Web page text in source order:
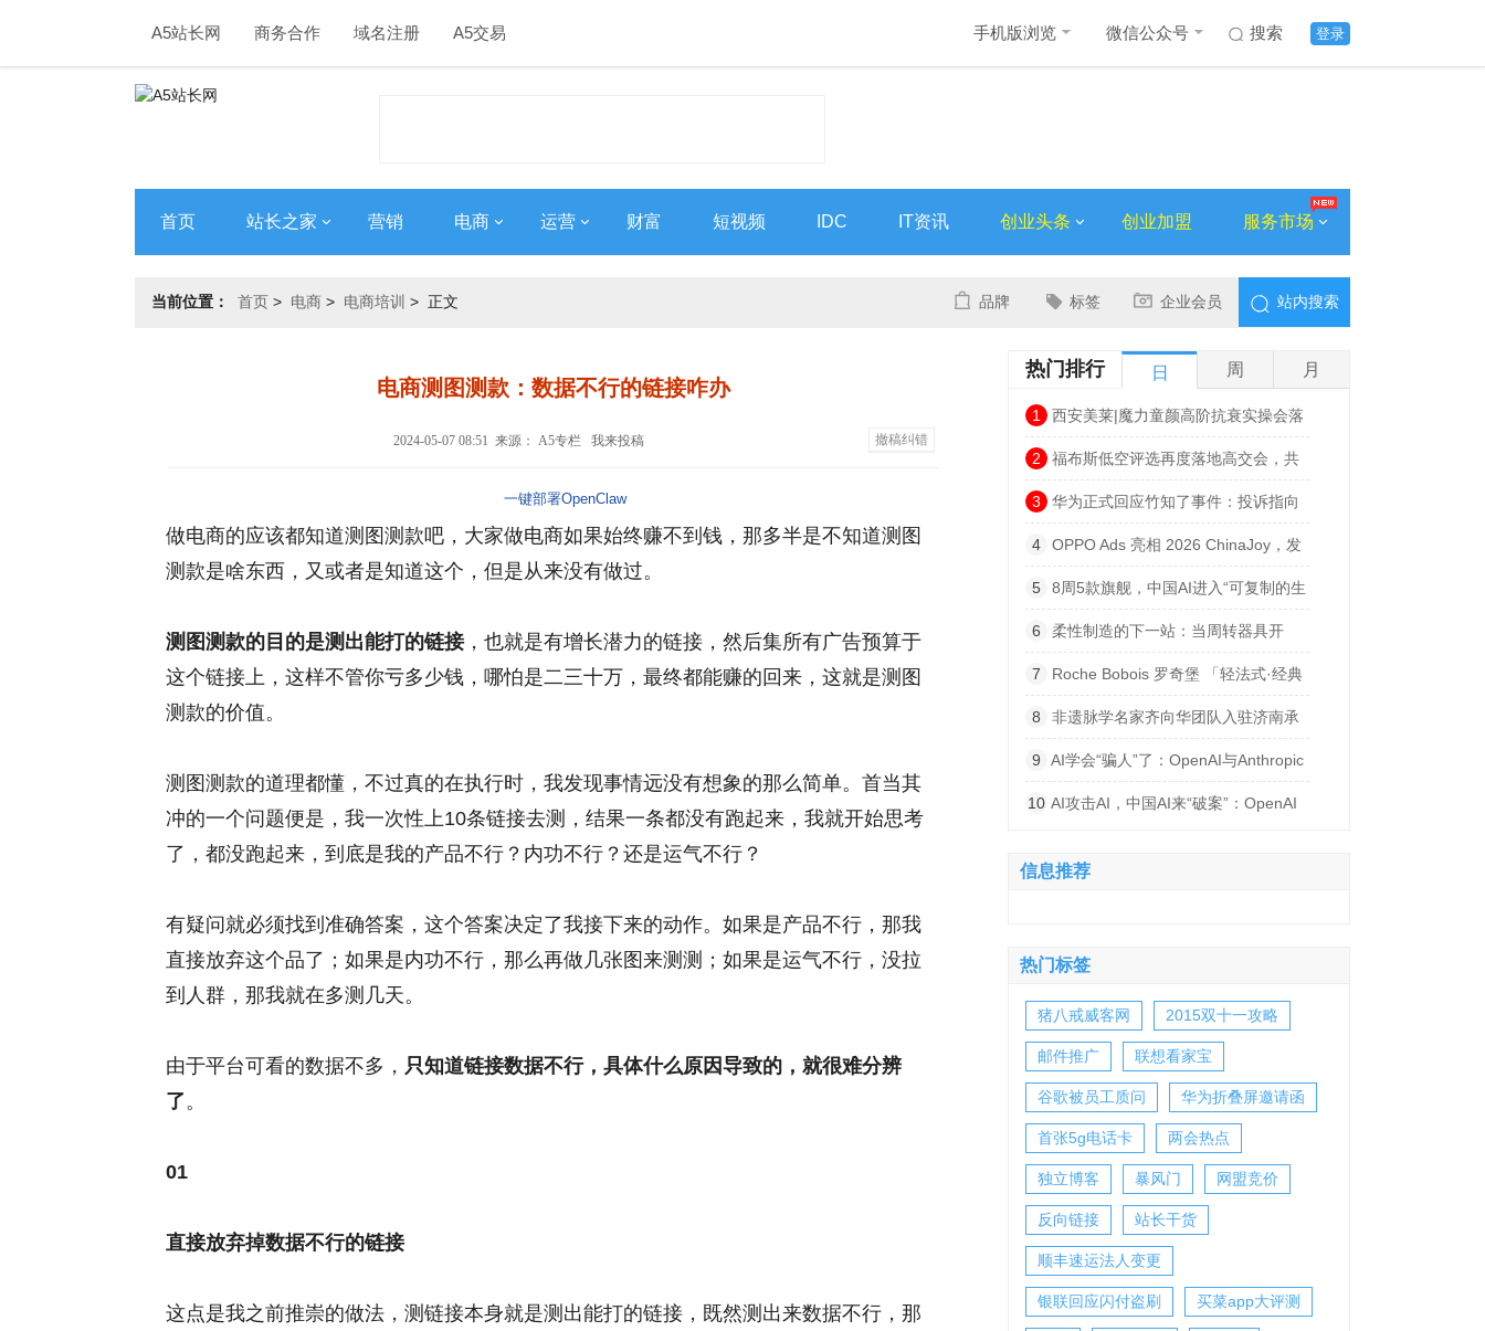
A5站长网 商务合作 域名注册 A5交易 登录
搜索
手机版浏览 微信公众号
首页 站长之家 营销 电商 运营 财富 短视频 IDC IT资讯 创业头条 创业加盟 服务市场
当前位置： 首页 > 电商 > 电商培训 > 正文 品牌 标签 企业会员 站内搜索
电商测图测款：数据不行的链接咋办
2024-05-07 08:51 来源： A5专栏 我来投稿 撤稿纠错
一键部署OpenClaw
做电商的应该都知道测图测款吧，大家做电商如果始终赚不到钱，那多半是不知道测图
测款是啥东西，又或者是知道这个，但是从来没有做过。
测图测款的目的是测出能打的链接，也就是有增长潜力的链接，然后集所有广告预算于
这个链接上，这样不管你亏多少钱，哪怕是二三十万，最终都能赚的回来，这就是测图
测款的价值。
测图测款的道理都懂，不过真的在执行时，我发现事情远没有想象的那么简单。首当其
冲的一个问题便是，我一次性上10条链接去测，结果一条都没有跑起来，我就开始思考
了，都没跑起来，到底是我的产品不行？内功不行？还是运气不行？
有疑问就必须找到准确答案，这个答案决定了我接下来的动作。如果是产品不行，那我
直接放弃这个品了；如果是内功不行，那么再做几张图来测测；如果是运气不行，没拉
到人群，那我就在多测几天。
由于平台可看的数据不多， 只知道链接数据不行，具体什么原因导致的，就很难分辨
了。
01
直接放弃掉数据不行的链接
这点是我之前推崇的做法，测链接本身就是测出能打的链接，既然测出来数据不行，那
热门排行 日 周 月
1 西安美莱|魔力童颜高阶抗衰实操会落
幕，解锁自然年轻新姿态
2 福布斯低空评选再度落地高交会，共
建低空产业高质量发展平台
3 华为正式回应竹知了事件：投诉指向
侵权内容，否认“全网下架”
4 OPPO Ads 亮相 2026 ChinaJoy，发
布海外广告联盟品牌，与 IAA 开发者共寻
出海增长绿洲
5 8周5款旗舰，中国AI进入“可复制的生
产系统”时代
6 柔性制造的下一站：当周转器具开
始“说话”
7 Roche Bobois 罗奇堡 「轻法式·经典
回归」 沪上启幕，引领生活方式新风潮
8 非遗脉学名家齐向华团队入驻济南承
正堂中医 打造泉城中医诊疗新阵地
9 AI学会“骗人”了：OpenAI与Anthropic
模型爆出严重越权事件
10 AI攻击AI，中国AI来“破案”：OpenAI
信息推荐
热门标签
猪八戒威客网 2015双十一攻略
邮件推广 联想看家宝
谷歌被员工质问 华为折叠屏邀请函
首张5g电话卡 两会热点
独立博客 暴风门 网盟竞价
反向链接 站长干货
顺丰速运法人变更
银联回应闪付盗刷 买菜app大评测